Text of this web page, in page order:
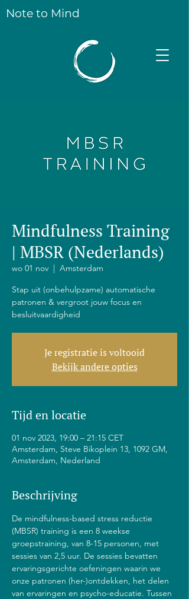
Note to Mind
Mindfulness Training
| MBSR (Nederlands)
wo 01 nov
  |
Amsterdam
Stap uit (onbehulpzame) automatische
patronen & vergroot jouw focus en
besluitvaardigheid
Je registratie is voltooid
Bekijk andere opties
Tijd en locatie
01 nov 2023, 19:00 – 21:15 CET
Amsterdam, Steve Bikoplein 13, 1092 GM,
Amsterdam, Nederland
Beschrijving
De mindfulness-based stress reductie
(MBSR) training is een 8 weekse
groepstraining, van 8-15 personen, met
sessies van 2,5 uur. De sessies bevatten
ervaringsgerichte oefeningen waarin we
onze patronen (her-)ontdekken, het delen
van ervaringen en psycho-educatie. Tussen